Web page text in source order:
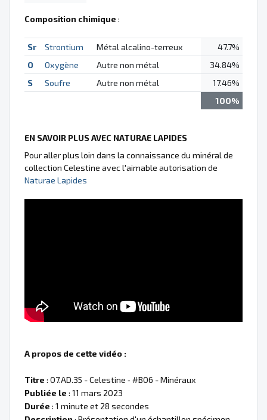
Composition chimique :
Sr Strontium Métal alcalino-terreux
47.7%
O
Oxygène Autre non métal
34.84%
S
Soufre Autre non métal
17.46%
100%
EN SAVOIR PLUS AVEC NATURAE LAPIDES
Pour aller plus loin dans la connaissance du minéral de
collection Celestine avec l'aimable autorisation de
Naturae Lapides
A propos de cette vidéo :
Titre : 07.AD.35 - Celestine ‐ #B06 - Minéraux
Publiée le : 11 mars 2023
Durée : 1 minute et 28 secondes